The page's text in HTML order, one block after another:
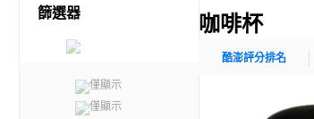
篩選器
僅顯示
僅顯示
咖啡杯
酷澎評分排名